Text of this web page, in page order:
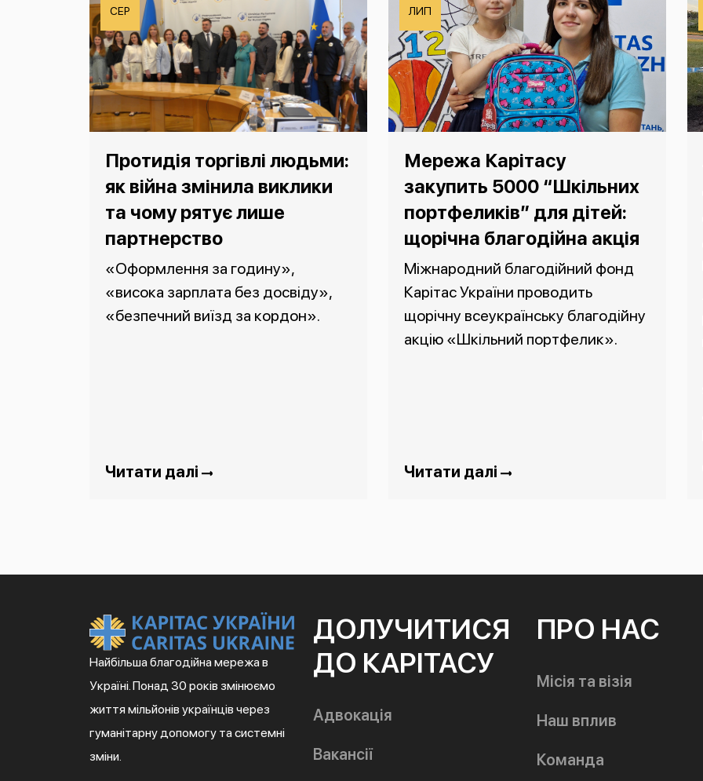
СЕР
Протидія торгівлі людьми:
як війна змінила виклики
та чому рятує лише
партнерство
«Оформлення за годину»,
«висока зарплата без досвіду»,
«безпечний виїзд за кордон».
Читати далі
ЛИП
Мережа Карітасу
закупить 5000 “Шкільних
портфеликів” для дітей:
щорічна благодійна акція
Міжнародний благодійний фонд
Карітас України проводить
щорічну всеукраїнську благодійну
акцію «Шкільний портфелик».
Читати далі
Найбільша благодійна мережа в
Україні. Понад 30 років змінюємо
життя мільйонів українців через
гуманітарну допомогу та системні
зміни.
ДОЛУЧИТИСЯ
ДО КАРІТАСУ
Адвокація
Вакансії
ПРО НАС
Місія та візія
Наш вплив
Команда